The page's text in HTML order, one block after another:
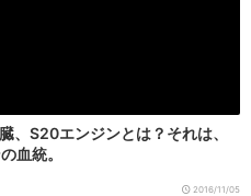
、S20エンジンとは？それは、
血統。
2016/11/05